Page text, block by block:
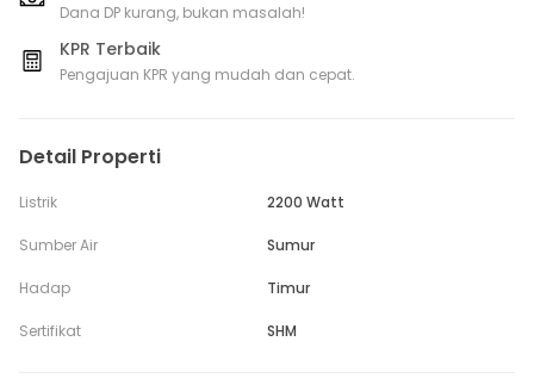
Dana DP kurang, bukan masalah!
KPR Terbaik
Pengajuan KPR yang mudah dan cepat.
Detail Properti
Listrik 2200 Watt
Sumber Air Sumur
Hadap Timur
Sertifikat SHM